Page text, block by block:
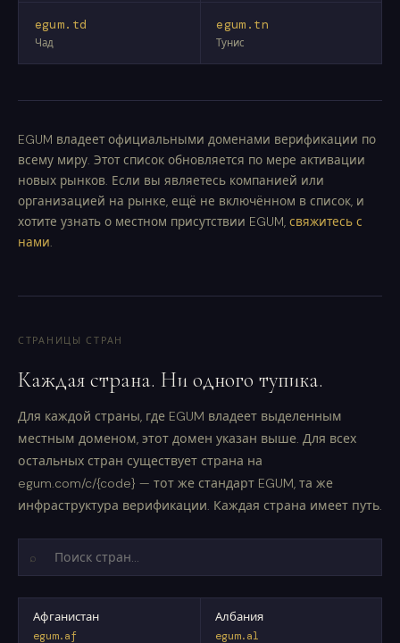
egum.td
Чад
egum.tn
Тунис
EGUM владеет официальными доменами верификации по
всему миру. Этот список обновляется по мере активации
новых рынков. Если вы являетесь компанией или
организацией на рынке, ещё не включённом в список, и
хотите узнать о местном присутствии EGUM, свяжитесь с
нами.
СТРАНИЦЫ СТРАН
Каждая страна. Ни одного тупика.
Для каждой страны, где EGUM владеет выделенным
местным доменом, этот домен указан выше. Для всех
остальных стран существует страна на
egum.com/c/{code} — тот же стандарт EGUM, та же
инфраструктура верификации. Каждая страна имеет путь.
⌕
Афганистан
egum.af
Албания
egum.al